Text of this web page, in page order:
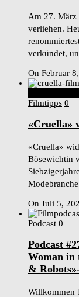
Am 27. März
verliehen.
verkündet,
On Februar
Filmtipps 0
«Cruella»
«Cruella»
Bösewichtin
On Juli 5,
Podcast 0
Podcast
Woman in
&
Willkommen